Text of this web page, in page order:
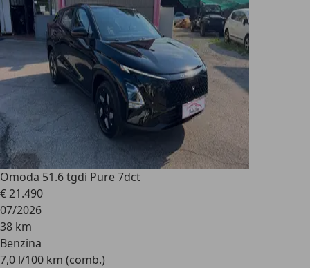
Omoda 51.6 tgdi Pure 7dct
€ 21.490
07/2026
38 km
Benzina
7,0 l/100 km (comb.)